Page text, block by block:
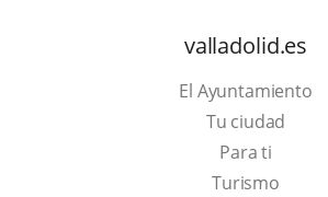
valladolid.es
El Ayuntamiento
Tu ciudad
Para ti
TurismoThis